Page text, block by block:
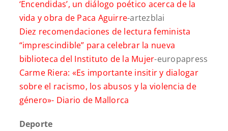
‘Encendidas’, un diálogo poético acerca de la
vida y obra de Paca Aguirre-artezblai
Diez recomendaciones de lectura feminista
“imprescindible” para celebrar la nueva
biblioteca del Instituto de la Mujer-europapress
Carme Riera: «Es importante insitir y dialogar
sobre el racismo, los abusos y la violencia de
género»- Diario de Mallorca
Deporte